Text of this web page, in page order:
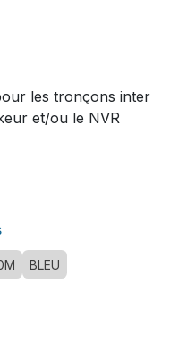
les tronçons inter
et/ou le NVR
BLEU